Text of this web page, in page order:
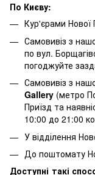
По Києву:
Кур'єрами
Самовивіз з
по вул.
погоджуйте
Самовивіз з
Gallery (метро
Приїзд та
10:00 до 21:00
У відділення
До поштомату
Доступні такі